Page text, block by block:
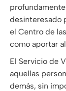
desinteresado
el Centro de
como aportar
El Servicio de
aquellas
demás, sin